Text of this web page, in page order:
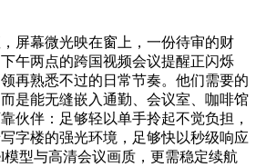
屏幕微光映在窗上，一份待审的财
午两点的跨国视频会议提醒正闪烁
再熟悉不过的日常节奏。他们需要的
是能无缝嵌入通勤、会议室、咖啡馆
伙伴：足够轻以单手拎起不觉负担，
字楼的强光环境，足够快以秒级响应
模型与高清会议画质，更需稳定续航